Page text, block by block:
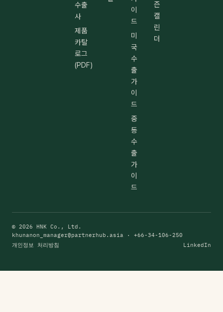
수출
사
제품
카탈
로그
(PDF)
이
드
미
국
수
출
가
이
드
중
동
수
출
가
이
드
즌
캘
린
더
© 2026 HNK Co., Ltd.
khunanon_manager@partnerhub.asia · +66-34-106-250
개인정보 처리방침
LinkedIn